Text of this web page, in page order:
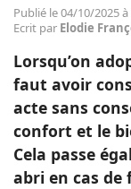
Publié le 04/10/2025
Ecrit par Elodie
Lorsqu’on
faut avoir
acte sans
confort et le
Cela passe
abri en cas de